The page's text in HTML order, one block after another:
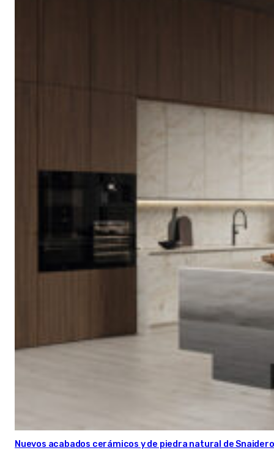
Nuevos acabados cerámicos y de piedra natural de Snaidero